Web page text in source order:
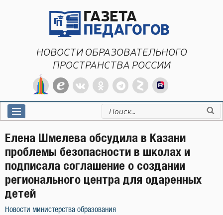
НОВОСТИ ОБРАЗОВАТЕЛЬНОГО
ПРОСТРАНСТВА РОССИИ
Искать:
Елена Шмелева обсудила в Казани
проблемы безопасности в школах и
подписала соглашение о создании
регионального центра для одаренных
детей
Новости министерства образования